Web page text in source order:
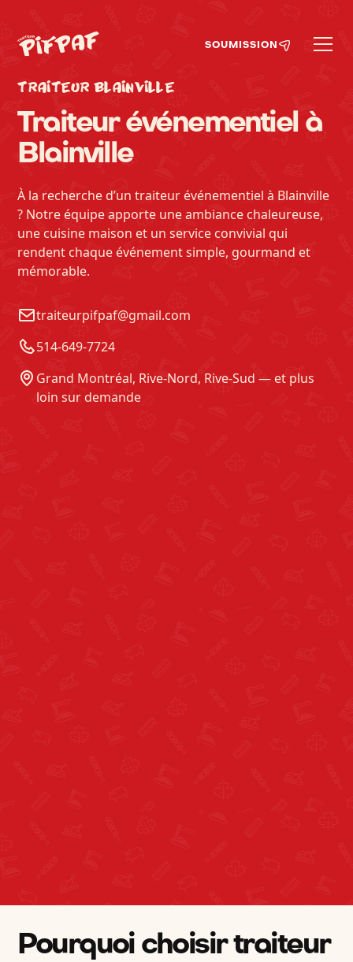
SOUMISSION
TRAITEUR BLAINVILLE
Traiteur événementiel à
Blainville
À la recherche d’un traiteur événementiel à Blainville
? Notre équipe apporte une ambiance chaleureuse,
une cuisine maison et un service convivial qui
rendent chaque événement simple, gourmand et
mémorable.
traiteurpifpaf@gmail.com
514-649-7724
Grand Montréal, Rive-Nord, Rive-Sud — et plus
loin sur demande
Pourquoi choisir traiteur